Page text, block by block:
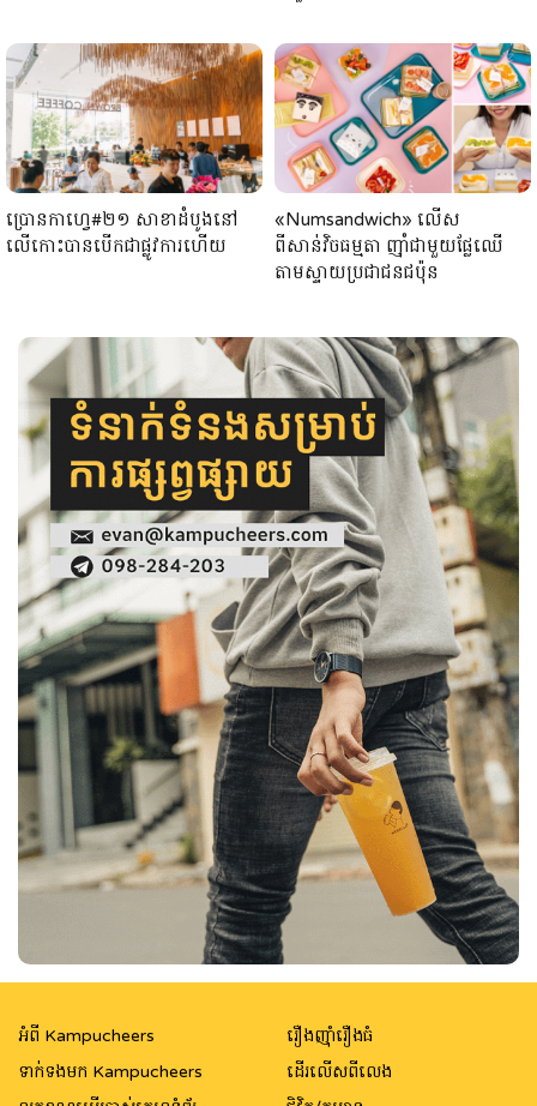
ប្រោនកាហ្វេ#២១ សាខាដំបូងនៅ
លើកោះបានបើកជាផ្លូវការហើយ
«Numsandwich» លើស
ពីសាន់វិចធម្មតា ញ៉ាំជាមួយផ្លែឈើ
តាមស្ទាយប្រជាជនជប៉ុន
អំពី Kampucheers
ទាក់ទងមក Kampucheers
រឿងញ៉ាំរឿងធំ
ដើរលើសពីលេង